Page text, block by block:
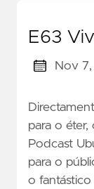
E63
Nov
para o
Podcast
para o
o